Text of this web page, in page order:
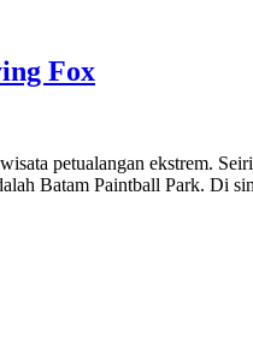
Fox
petualangan ekstrem.
Batam Paintball Park. Di